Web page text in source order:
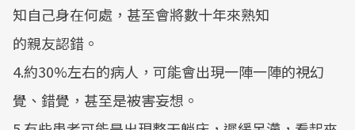
知自己身在何處，甚至會將數十年來熟知
的親友認錯。
4.約30%左右的病人，可能會出現一陣一陣的視幻
覺、錯覺，甚至是被害妄想。